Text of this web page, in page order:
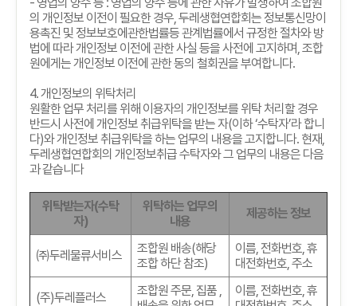
의 개인정보 이전이 필요한 경우,두레생협연합회는 정보통신망이
용촉진 및 정보보호에관한법률등 관계법률에서 규정한 절차와 방
법에 따라 개인정보 이전에 관한 사실 등을 사전에 고지하며,조합
원에게는 개인정보 이전에 관한 동의 철회권을 부여합니다.
4.개인정보의 위탁처리
원활한 업무 처리를 위해 이용자의 개인정보를 위탁 처리할 경우
반드시 사전에 개인정보 취급위탁을 받는 자(이하‘수탁자’라 합니
다)와 개인정보 취급위탁을 하는 업무의 내용을 고지합니다. 현재,
두레생협연합회의 개인정보취급 수탁자와 그 업무의 내용은 다음
과 같습니다
위탁받는자(수탁
자)
위탁하는 업무의
내용
제공하는 정보
㈜두레물류서비스 조합원 배송(해당
조합 하단 참조)
이름, 전화번호,휴
대전화번호,주소
(주)두레플러스 조합원 주문, 집품 ,
이름, 전화번호,휴